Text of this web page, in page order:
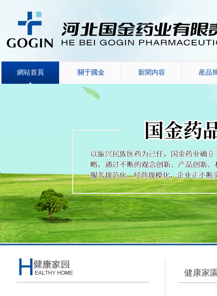
網站首頁 關于國金 新聞内容 産品
健康家